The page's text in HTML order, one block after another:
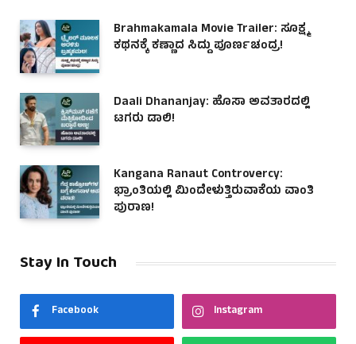
Brahmakamala Movie Trailer: ಸೂಕ್ಷ್ಮ
ಕಥನಕ್ಕೆ ಕಣ್ಣಾದ ಸಿದ್ದು ಪೂರ್ಣಚಂದ್ರ!
Daali Dhananjay: ಹೊಸಾ ಅವತಾರದಲ್ಲಿ
ಟಗರು ಡಾಲಿ!
Kangana Ranaut Controvercy:
ಭ್ರಾಂತಿಯಲ್ಲಿ ಮಿಂದೇಳುತ್ತಿರುವಾಕೆಯ ವಾಂತಿ
ಪುರಾಣ!
Stay In Touch
Facebook Instagram